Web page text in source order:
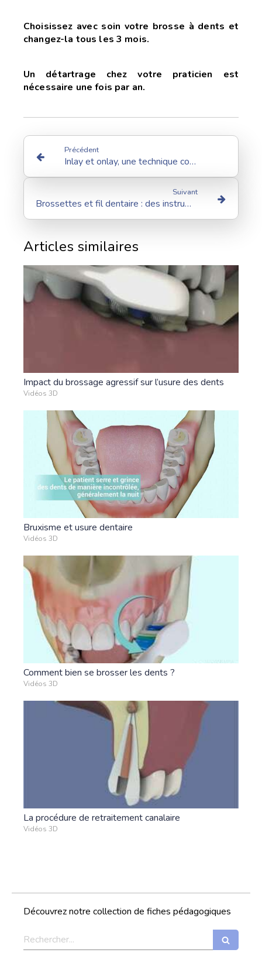
Choisissez avec soin votre brosse à dents et
changez-la tous les 3 mois.
Un détartrage chez votre praticien est
nécessaire une fois par an.
Précédent
Inlay et onlay, une technique conservatrice
Suivant
Brossettes et fil dentaire : des instruments a mettre entre toutes les dents
Articles similaires
Impact du brossage agressif sur l’usure des dents
Vidéos 3D
Bruxisme et usure dentaire
Vidéos 3D
Comment bien se brosser les dents ?
Vidéos 3D
La procédure de retraitement canalaire
Vidéos 3D
Découvrez notre collection de fiches pédagogiques
Rechercher